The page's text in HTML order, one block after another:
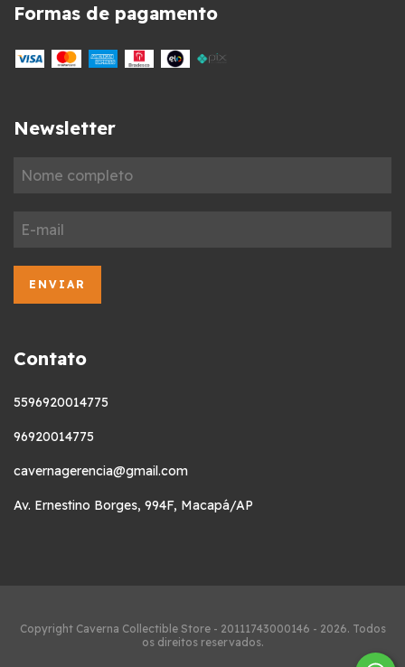
Formas de pagamento
Newsletter
Contato
5596920014775
96920014775
cavernagerencia@gmail.com
Av. Ernestino Borges, 994F, Macapá/AP
Copyright Caverna Collectible Store - 20111743000146 - 2026. Todos
os direitos reservados.